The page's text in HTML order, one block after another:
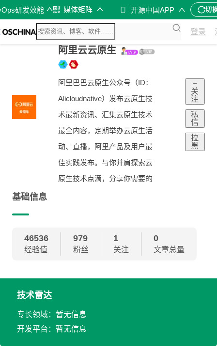
研发效能 媒体矩阵 开源中国APP 切
登录
阿里云云原生
阿里巴巴云原生公众号（ID：
Alicloudnative）发布云原生技
术最新资讯、汇集云原生技术
最全内容，定期举办云原生活
动、直播，阿里产品及用户最
佳实践发布。与你并肩探索云
原生技术点滴，分享你需要的
+
关
注
私
信
拉
黑
基础信息
46536
经验值
979
粉丝
1
关注
0
文章总量
技术雷达
专长领域：暂无信息
开发平台：暂无信息